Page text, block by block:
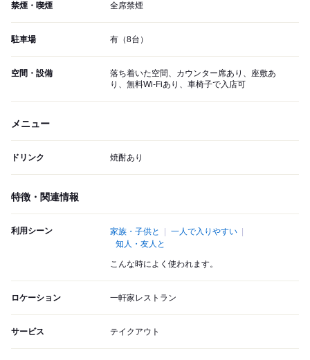
禁煙・喫煙 全席禁煙
駐車場 有（8台）
空間・設備
落ち着いた空間、カウンター席あり、座敷あ
り、無料Wi-Fiあり、車椅子で入店可
メニュー
ドリンク 焼酎あり
特徴・関連情報
利用シーン 家族・子供と
一人で入りやすい
知人・友人と
こんな時によく使われます。
ロケーション 一軒家レストラン
サービス テイクアウト